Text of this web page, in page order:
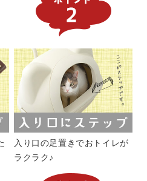
入り口の足置きでおトイレが
ラクラク♪